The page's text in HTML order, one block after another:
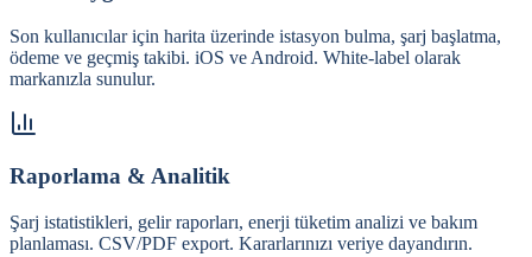
Son kullanıcılar için harita üzerinde istasyon bulma, şarj başlatma,
ödeme ve geçmiş takibi. iOS ve Android. White-label olarak
markanızla sunulur.
Raporlama & Analitik
Şarj istatistikleri, gelir raporları, enerji tüketim analizi ve bakım
planlaması. CSV/PDF export. Kararlarınızı veriye dayandırın.